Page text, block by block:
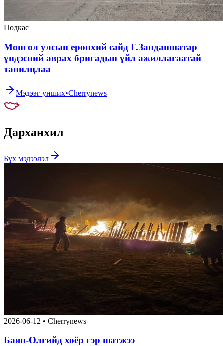
Подкас
Монгол улсын ерөнхий сайд Г.Занданшатар
үндэсний аврах бригадын үйл ажиллагаатай
танилцлаа
Мэдээг унших•Cherrynews
Дарханхил
Бүх мэдээлэл
2026-06-12 • Cherrynews
Баян-Өлгийд хоёр гэр шатжээ